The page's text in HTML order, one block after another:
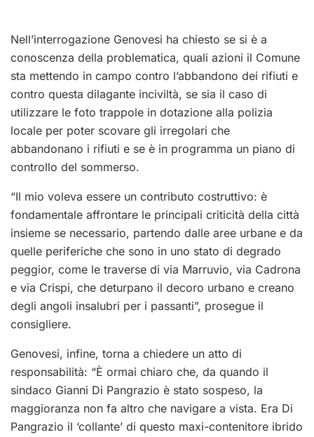
Nell’interrogazione Genovesi ha chiesto se si è a
conoscenza della problematica, quali azioni il Comune
sta mettendo in campo contro l’abbandono dei rifiuti e
contro questa dilagante inciviltà, se sia il caso di
utilizzare le foto trappole in dotazione alla polizia
locale per poter scovare gli irregolari che
abbandonano i rifiuti e se è in programma un piano di
controllo del sommerso.
“Il mio voleva essere un contributo costruttivo: è
fondamentale affrontare le principali criticità della città
insieme se necessario, partendo dalle aree urbane e da
quelle periferiche che sono in uno stato di degrado
peggior, come le traverse di via Marruvio, via Cadrona
e via Crispi, che deturpano il decoro urbano e creano
degli angoli insalubri per i passanti”, prosegue il
consigliere.
Genovesi, infine, torna a chiedere un atto di
responsabilità: “È ormai chiaro che, da quando il
sindaco Gianni Di Pangrazio è stato sospeso, la
maggioranza non fa altro che navigare a vista. Era Di
Pangrazio il ‘collante’ di questo maxi-contenitore ibrido